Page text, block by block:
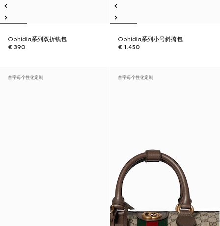
Ophidia系列双折钱包
€ 390
Ophidia系列小号斜挎包
€ 1.450
首字母个性化定制 首字母个性化定制